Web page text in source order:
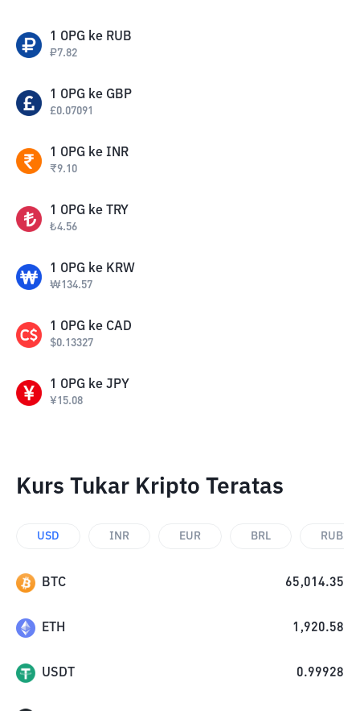
1 OPG ke RUB
₽7.82
1 OPG ke GBP
£0.07091
1 OPG ke INR
₹9.10
1 OPG ke TRY
₺4.56
1 OPG ke KRW
₩134.57
1 OPG ke CAD
$0.13327
1 OPG ke JPY
¥15.08
Kurs Tukar Kripto Teratas
USD INR EUR BRL RUB
BTC 65,014.35
ETH 1,920.58
USDT 0.99928